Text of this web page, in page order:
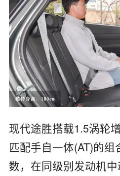
现代途胜搭载1.5涡轮
匹配手自一体(AT)的
数，在同级别发动机中